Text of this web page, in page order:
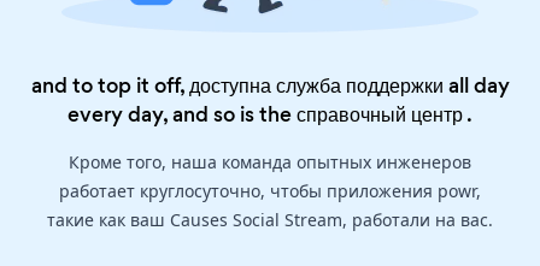
and to top it off, доступна служба поддержки all day
every day, and so is theсправочный центр.
Кроме того, наша команда опытных инженеров
работает круглосуточно, чтобы приложения powr,
такие как ваш Causes Social Stream, работали на вас.